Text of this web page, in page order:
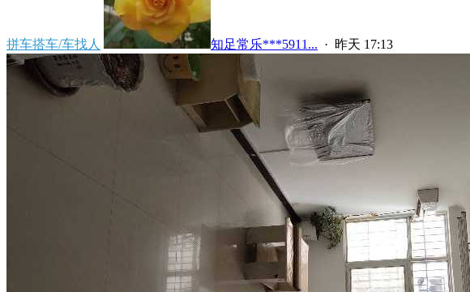
拼车搭车/车找人 知足常乐***5911... · 昨天 17:13